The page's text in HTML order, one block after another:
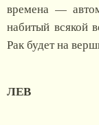
времена —
набитый всякой
Рак будет на
ЛЕВ